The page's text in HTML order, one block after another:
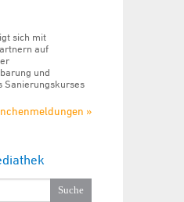
sich mit
auf
und
Sanierungskurses
»